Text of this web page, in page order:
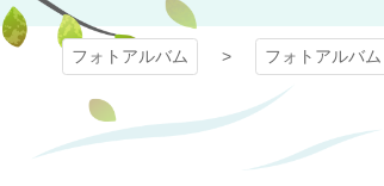
フォトアルバム フォトアルバム